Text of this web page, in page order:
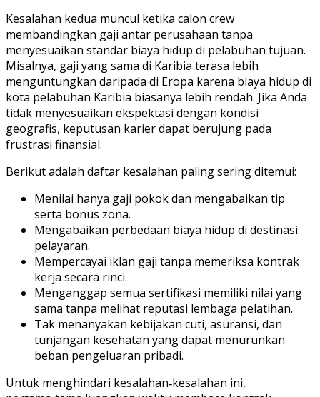
Kesalahan kedua muncul ketika calon crew
membandingkan gaji antar perusahaan tanpa
menyesuaikan standar biaya hidup di pelabuhan tujuan.
Misalnya, gaji yang sama di Karibia terasa lebih
menguntungkan daripada di Eropa karena biaya hidup di
kota pelabuhan Karibia biasanya lebih rendah. Jika Anda
tidak menyesuaikan ekspektasi dengan kondisi
geografis, keputusan karier dapat berujung pada
frustrasi finansial.
Berikut adalah daftar kesalahan paling sering ditemui:
Menilai hanya gaji pokok dan mengabaikan tip
serta bonus zona.
Mengabaikan perbedaan biaya hidup di destinasi
pelayaran.
Mempercayai iklan gaji tanpa memeriksa kontrak
kerja secara rinci.
Menganggap semua sertifikasi memiliki nilai yang
sama tanpa melihat reputasi lembaga pelatihan.
Tak menanyakan kebijakan cuti, asuransi, dan
tunjangan kesehatan yang dapat menurunkan
beban pengeluaran pribadi.
Untuk menghindari kesalahan‑kesalahan ini,